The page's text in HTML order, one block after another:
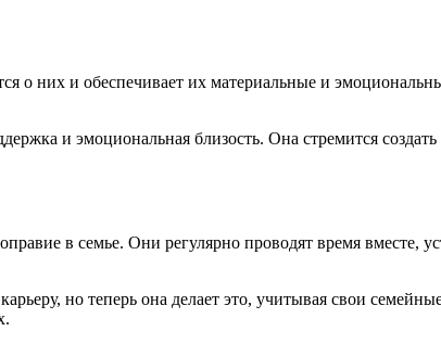
о них и обеспечивает их материальные и
и эмоциональная близость. Она стремится
в семье. Они регулярно проводят время вместе,
но теперь она делает это, учитывая свои